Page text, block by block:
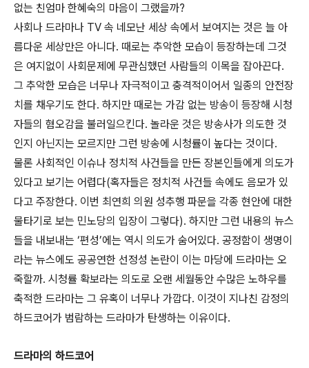
없는 친엄마 한혜숙의 마음이 그랬을까?
사회나 드라마나 TV 속 네모난 세상 속에서 보여지는 것은 늘 아
름다운 세상만은 아니다. 때로는 추악한 모습이 등장하는데 그것
은 여지없이 사회문제에 무관심했던 사람들의 이목을 잡아끈다.
그 추악한 모습은 너무나 자극적이고 충격적이어서 일종의 안전장
치를 채우기도 한다. 하지만 때로는 가감 없는 방송이 등장해 시청
자들의 혐오감을 불러일으킨다. 놀라운 것은 방송사가 의도한 것
인지 아닌지는 모르지만 그런 방송에 시청률이 높다는 것이다.
물론 사회적인 이슈나 정치적 사건들을 만든 장본인들에게 의도가
있다고 보기는 어렵다(혹자들은 정치적 사건들 속에도 음모가 있
다고 주장한다. 이번 최연희 의원 성추행 파문을 각종 현안에 대한
물타기로 보는 민노당의 입장이 그렇다). 하지만 그런 내용의 뉴스
들을 내보내는 ‘편성’에는 역시 의도가 숨어있다. 공정함이 생명이
라는 뉴스에도 공공연한 선정성 논란이 이는 마당에 드라마는 오
죽할까. 시청률 확보라는 의도로 오랜 세월동안 수많은 노하우를
축적한 드라마는 그 유혹이 너무나 가깝다. 이것이 지나친 감정의
하드코어가 범람하는 드라마가 탄생하는 이유이다.
드라마의 하드코어